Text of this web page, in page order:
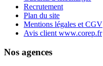
Recrutement
Plan du site
Mentions légales et CGV
Avis client www.corep.fr
Nos agences